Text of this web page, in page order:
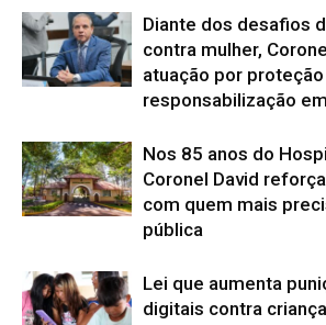
Diante dos desafios
contra mulher,
atuação por
responsabilização
Nos 85 anos do
Coronel David
com quem mais
pública
Lei que aumenta
digitais contra